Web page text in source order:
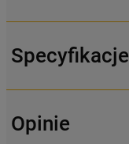
Specyfikacje
Opinie